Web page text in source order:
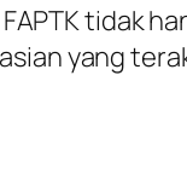
tidak
yang